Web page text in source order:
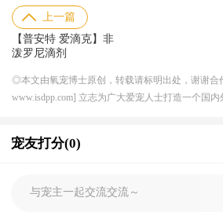
183******98 问诊狗狗相关问题
180******89 问诊鸟类相关问题
上一篇
【普安特 爱滴克】非
泼罗尼滴剂
◎本文由氧宠博士原创，转载请标明出处，谢谢合
www.isdpp.com] 立志为广大爱宠人士打造一个国内外专业的宠物健康资讯平
优势，提供一体化服务，解决宠物健康需求。
宠友打分(0)
与宠主一起交流交流～